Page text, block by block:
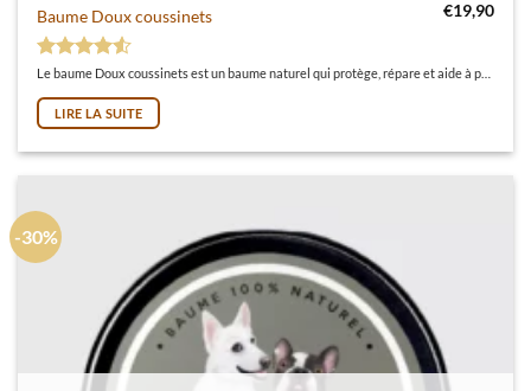
Baume Doux coussinets
Note4.5sur 5
€19,90
LIRE LA SUITE
-30%